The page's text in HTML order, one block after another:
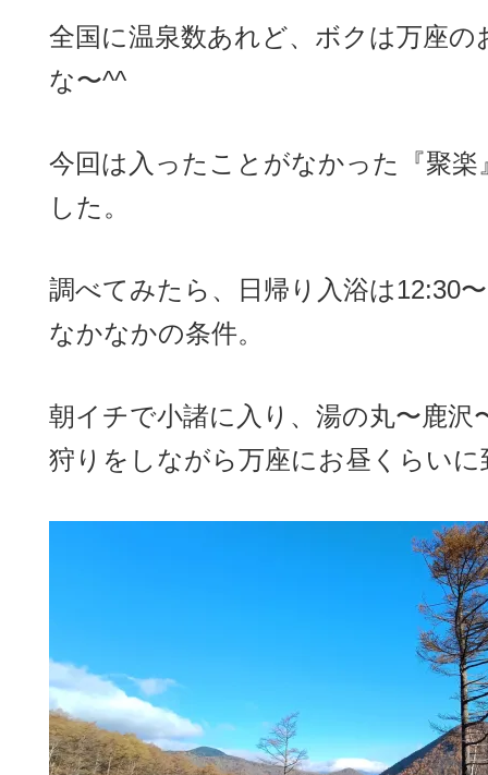
全国に温泉数あれど、ボクは万座
な〜^^
今回は入ったことがなかった『聚
した。
調べてみたら、日帰り入浴は12:30
なかなかの条件。
朝イチで小諸に入り、湯の丸〜鹿沢
狩りをしながら万座にお昼くらいに